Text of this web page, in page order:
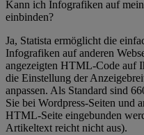
Kann ich Infografiken auf
einbinden?
Ja, Statista ermöglicht die
Infografiken auf anderen
angezeigten HTML-Code auf
die Einstellung der
anpassen. Als Standard sind
Sie bei Wordpress-Seiten und
HTML-Seite eingebunden
Artikeltext reicht nicht aus).